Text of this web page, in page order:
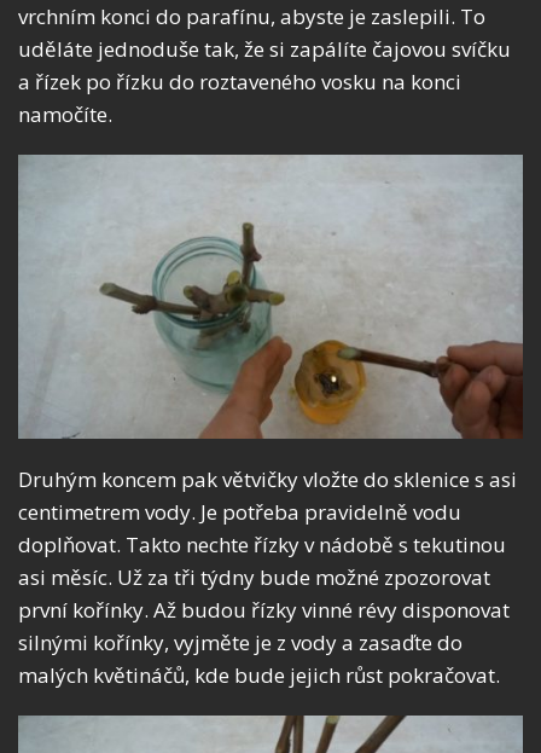
vrchním konci do parafínu, abyste je zaslepili. To
uděláte jednoduše tak, že si zapálíte čajovou svíčku
a řízek po řízku do roztaveného vosku na konci
namočíte.
Druhým koncem pak větvičky vložte do sklenice s asi
centimetrem vody. Je potřeba pravidelně vodu
doplňovat. Takto nechte řízky v nádobě s tekutinou
asi měsíc. Už za tři týdny bude možné zpozorovat
první kořínky. Až budou řízky vinné révy disponovat
silnými kořínky, vyjměte je z vody a zasaďte do
malých květináčů, kde bude jejich růst pokračovat.